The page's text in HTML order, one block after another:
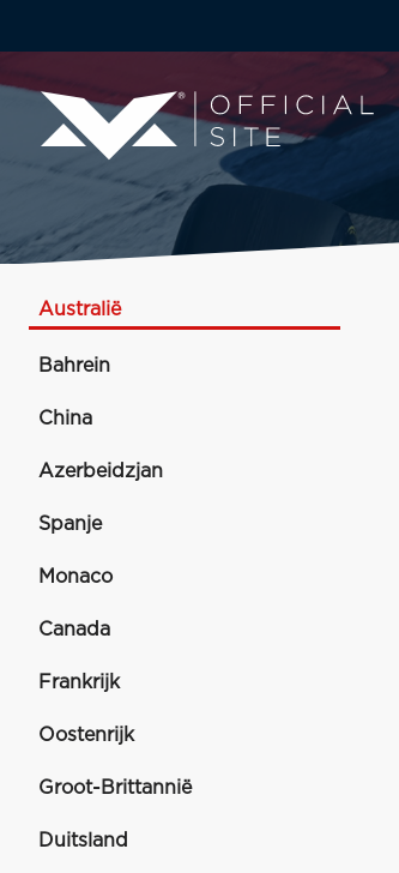
Australië
Bahrein
China
Azerbeidzjan
Spanje
Monaco
Canada
Frankrijk
Oostenrijk
Groot-Brittannië
Duitsland